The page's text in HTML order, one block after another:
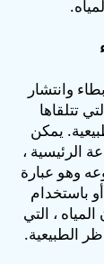
وانتشار
تتلقاها
يمكن
الرئيسية ،
وهو عبارة
باستخدام
، التي
الطبيعية.